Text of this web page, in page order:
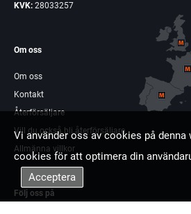
KVK: 28033257
Om oss
Om oss
Kontakt
Återförsäljare
Vill du också bli återförsäljare
Allmänna villkor
Följ oss på
Vi använder oss av cookies på denna
cookies för att optimera din
Acceptera